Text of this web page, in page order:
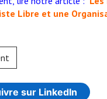
Libre et une
sur LinkedIn